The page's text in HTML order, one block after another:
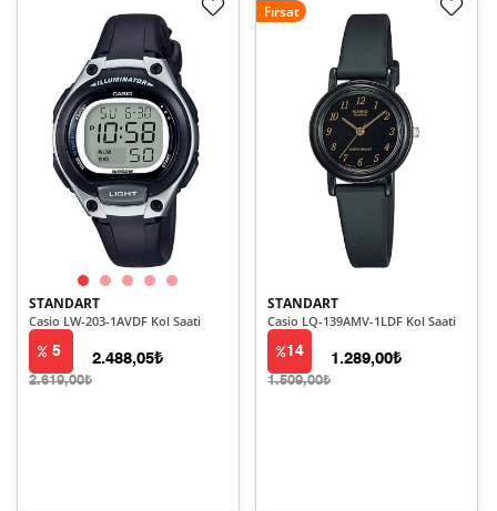
STANDART
Casio LW-203-1AVDF Kol Saati
5
2.619,00₺
2.488,05₺
Fırsat
STANDART
Casio LQ-139AMV-1LDF Kol Saati
14
1.509,00₺
1.289,00₺